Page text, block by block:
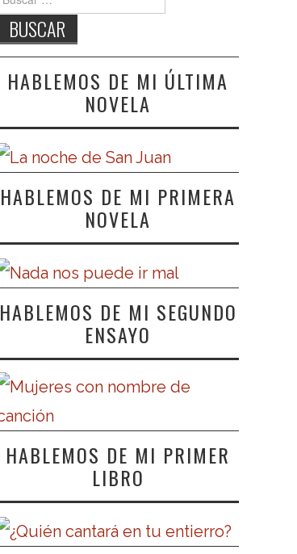
HABLEMOS DE MI ÚLTIMA
NOVELA
HABLEMOS DE MI PRIMERA
NOVELA
HABLEMOS DE MI SEGUNDO
ENSAYO
HABLEMOS DE MI PRIMER
LIBRO